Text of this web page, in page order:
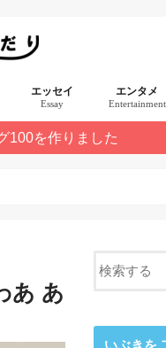
エッセイ
Essay
エンタメ
Entertainment
100を作りました
あ あ